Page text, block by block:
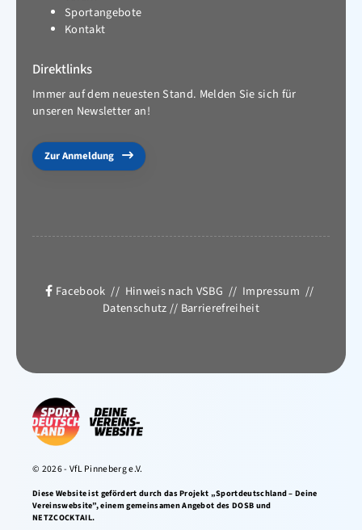
Sportangebote
Kontakt
Direktlinks
Immer auf dem neuesten Stand. Melden Sie sich für
unseren Newsletter an!
Zur Anmeldung
Facebook // Hinweis nach VSBG // Impressum //
Datenschutz// Barrierefreiheit
© 2026 - VfL Pinneberg e.V.
Diese Website ist gefördert durch das Projekt „Sportdeutschland – Deine
Vereinswebsite”, einem gemeinsamen Angebot des DOSB und
NETZCOCKTAIL.